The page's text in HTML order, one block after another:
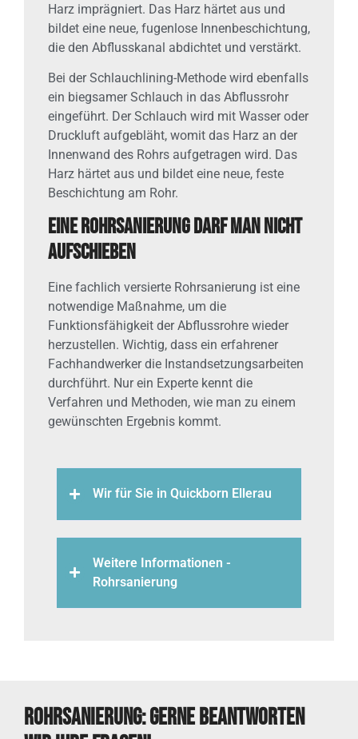
Harz imprägniert. Das Harz härtet aus und
bildet eine neue, fugenlose Innenbeschichtung,
die den Abflusskanal abdichtet und verstärkt.
Bei der Schlauchlining-Methode wird ebenfalls
ein biegsamer Schlauch in das Abflussrohr
eingeführt. Der Schlauch wird mit Wasser oder
Druckluft aufgebläht, womit das Harz an der
Innenwand des Rohrs aufgetragen wird. Das
Harz härtet aus und bildet eine neue, feste
Beschichtung am Rohr.
Eine Rohrsanierung darf man nicht
aufschieben
Eine fachlich versierte Rohrsanierung ist eine
notwendige Maßnahme, um die
Funktionsfähigkeit der Abflussrohre wieder
herzustellen. Wichtig, dass ein erfahrener
Fachhandwerker die Instandsetzungsarbeiten
durchführt. Nur ein Experte kennt die
Verfahren und Methoden, wie man zu einem
gewünschten Ergebnis kommt.
Wir für Sie in Quickborn Ellerau
Weitere Informationen -
Rohrsanierung
Rohrsanierung: Gerne beantworten